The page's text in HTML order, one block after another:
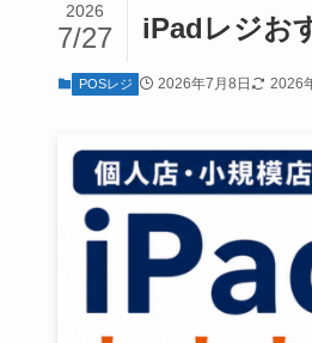
iPadレジお
2026
7/27
POSレジ 2026年7月8日 2026